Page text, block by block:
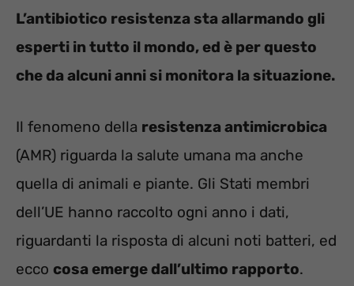
L’antibiotico resistenza sta allarmando gli
esperti in tutto il mondo, ed è per questo
che da alcuni anni si monitora la situazione.
Il fenomeno della resistenza antimicrobica
(AMR) riguarda la salute umana ma anche
quella di animali e piante. Gli Stati membri
dell’UE hanno raccolto ogni anno i dati,
riguardanti la risposta di alcuni noti batteri, ed
ecco cosa emerge dall’ultimo rapporto.